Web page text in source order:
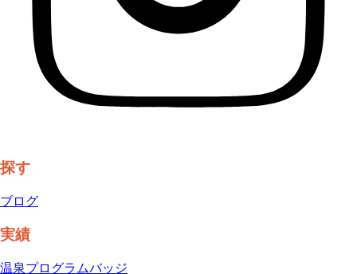
探す
ブログ
実績
温泉プログラムバッジ